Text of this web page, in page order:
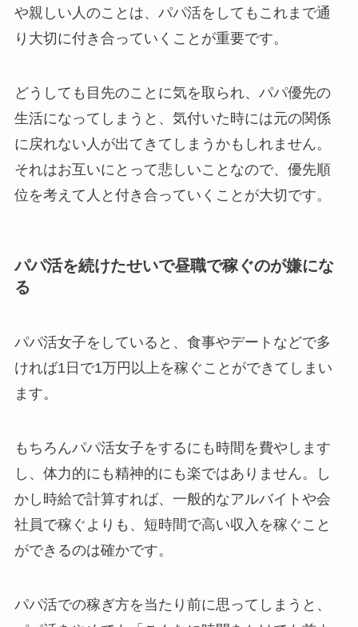
や親しい人のことは、パパ活をしてもこれまで通
り大切に付き合っていくことが重要です。
どうしても目先のことに気を取られ、パパ優先の
生活になってしまうと、気付いた時には元の関係
に戻れない人が出てきてしまうかもしれません。
それはお互いにとって悲しいことなので、優先順
位を考えて人と付き合っていくことが大切です。
パパ活を続けたせいで昼職で稼ぐのが嫌にな
る
パパ活女子をしていると、食事やデートなどで多
ければ1日で1万円以上を稼ぐことができてしまい
ます。
もちろんパパ活女子をするにも時間を費やします
し、体力的にも精神的にも楽ではありません。し
かし時給で計算すれば、一般的なアルバイトや会
社員で稼ぐよりも、短時間で高い収入を稼ぐこと
ができるのは確かです。
パパ活での稼ぎ方を当たり前に思ってしまうと、